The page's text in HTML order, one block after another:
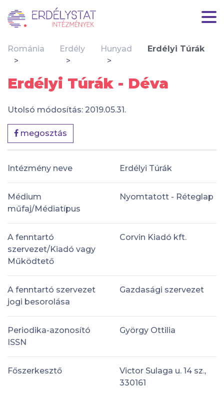
Románia Erdély Hunyad Erdélyi Túrák
Erdélyi Túrák - Déva
Utolsó módosítás: 2019.05.31.
megosztás
Intézmény neve Erdélyi Túrák
Médium
műfaj/Médiatípus
Nyomtatott - Réteglap
A fenntartó
szervezet/Kiadó vagy
Működtető
Corvin Kiadó kft.
A fenntartó szervezet
jogi besorolása
Gazdasági szervezet
Periodika-azonosító
ISSN
György Ottilia
Főszerkesztő
Victor Sulaga u. 14 sz.,
330161